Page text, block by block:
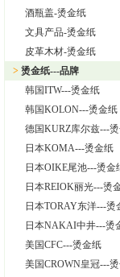
酒瓶盖-烫金纸
文具产品-烫金纸
皮革木材-烫金纸
> 烫金纸---品牌
韩国ITW---烫金纸
韩国KOLON---烫金纸
德国KURZ库尔兹---
日本KOMA---烫金纸
日本OIKE尾池---烫金
日本REIOK丽光---烫
日本TORAY东洋---烫
日本NAKAI中井---烫
美国CFC---烫金纸
美国CROWN皇冠---